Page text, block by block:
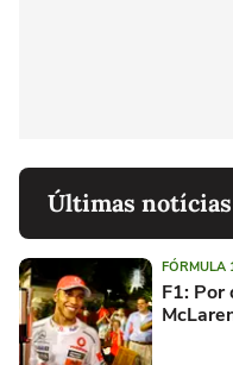
Últimas notícias
FÓRMULA
F1: